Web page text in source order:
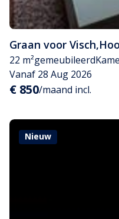
Graan voor Visch,
22 m²gemeubileerd
Vanaf 28 Aug 2026
€ 850/maand incl.
Nieuw